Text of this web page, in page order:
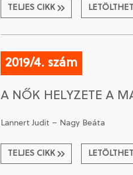
TELJES CIKK
2019/4. szám
A NŐK HELYZETE A
Lannert Judit – Nagy Beáta
TELJES CIKK